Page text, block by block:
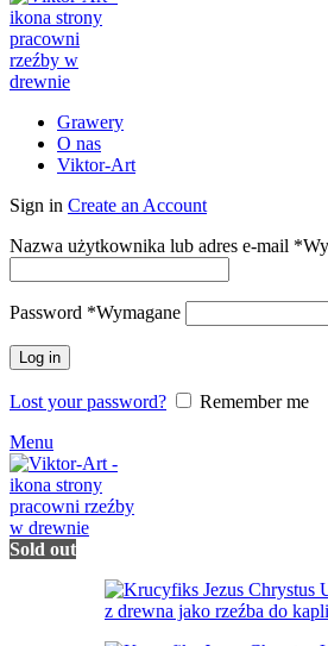
Grawery
O nas
Viktor-Art
Sign in Create an Account
Nazwa użytkownika lub adres e-mail *
Password *Wymagane
Log in
Lost your password?
Remember me
Menu
Sold out